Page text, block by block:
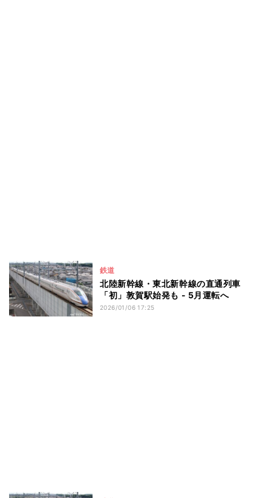
鉄道
北陸新幹線・東北新幹線の直通列車
「初」敦賀駅始発も - 5月運転へ
2026/01/06 17:25